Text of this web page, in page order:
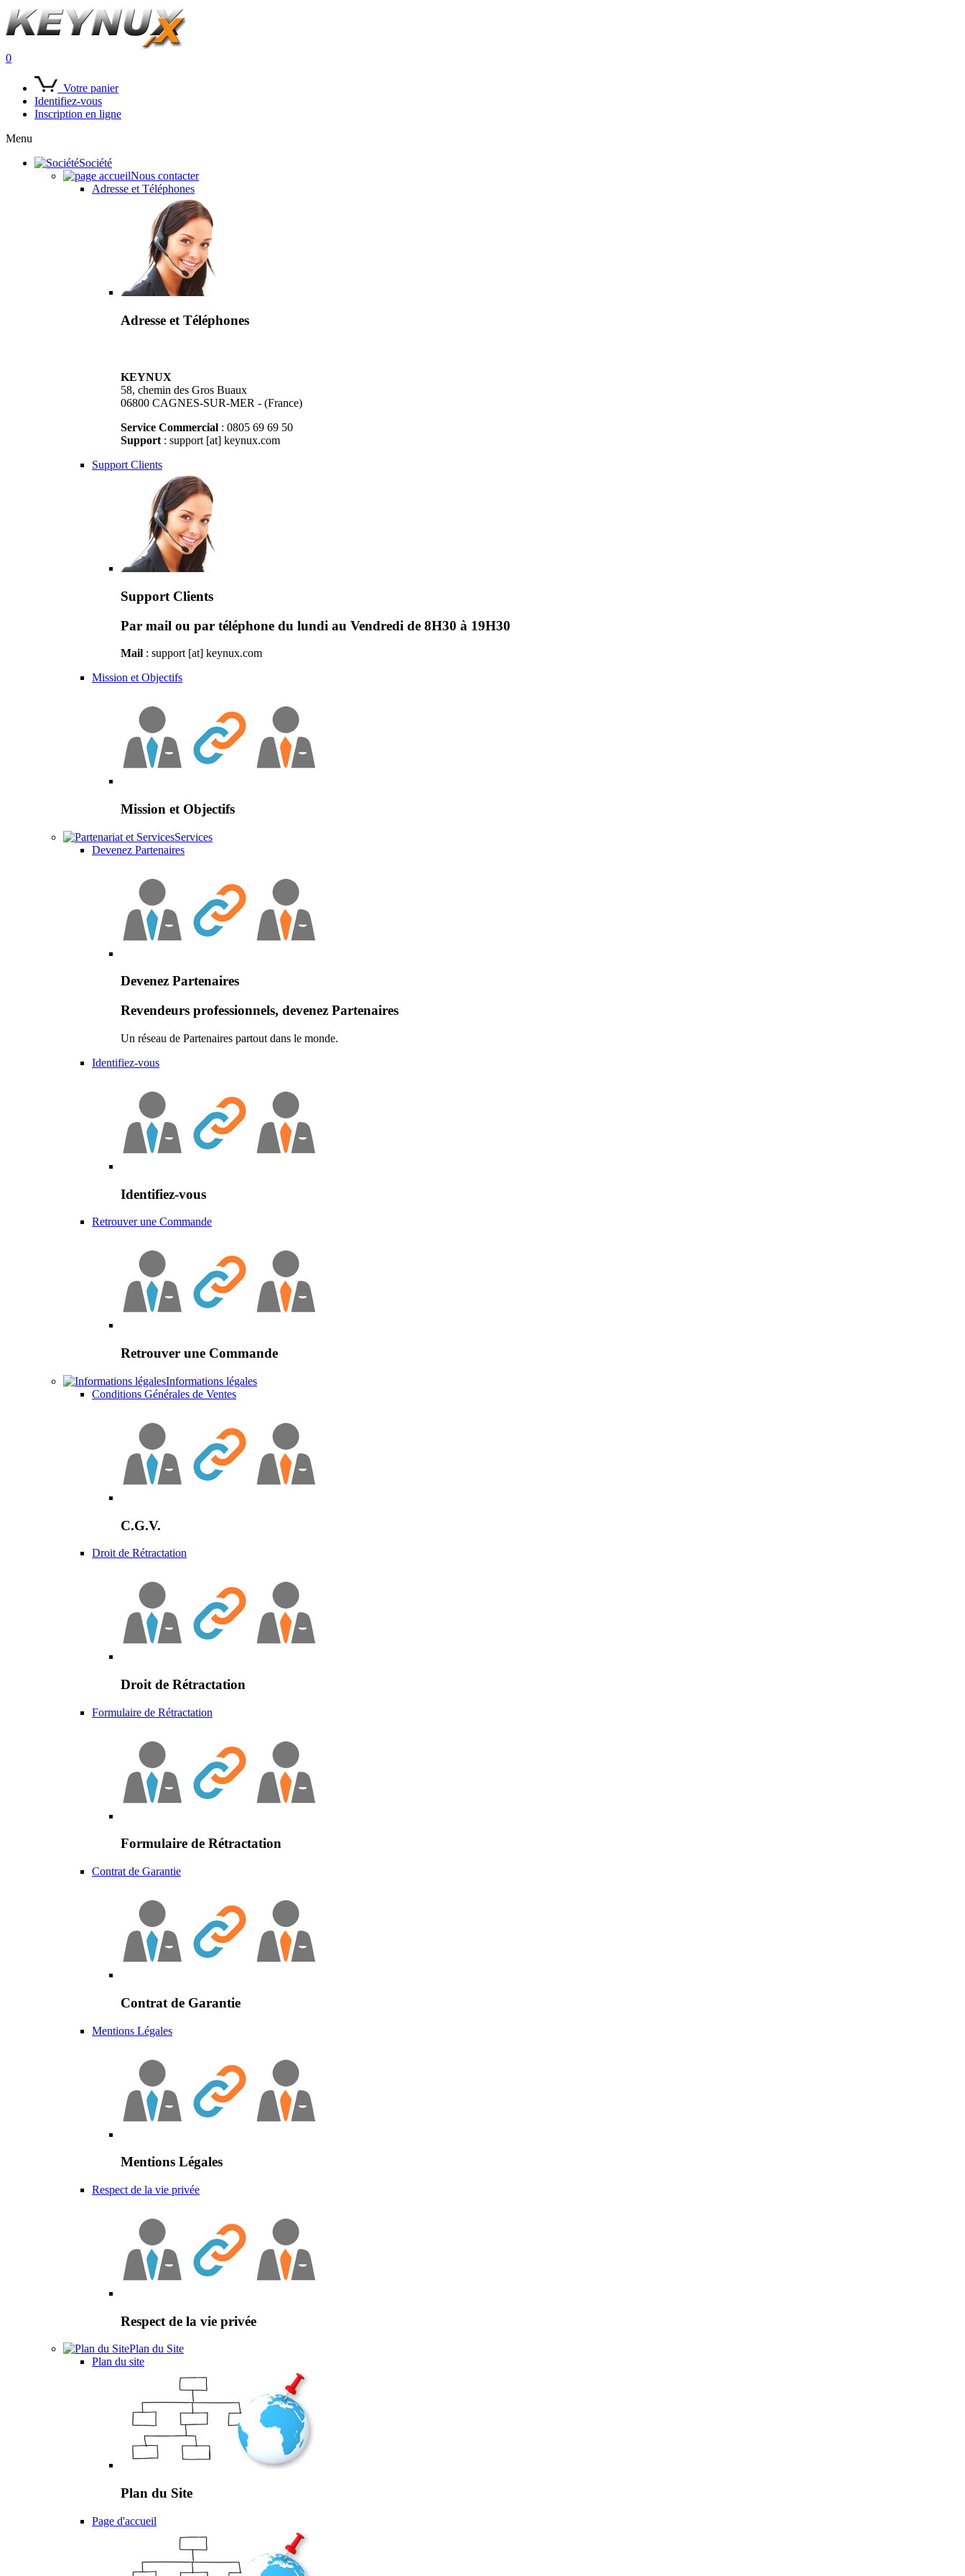
0
Votre panier
Identifiez-vous
Inscription en ligne
Menu
Société
Nous contacter
Adresse et Téléphones
Adresse et Téléphones
KEYNUX
58, chemin des Gros Buaux
06800 CAGNES-SUR-MER - (France)
Service Commercial : 0805 69 69 50
Support : support [at] keynux.com
Support Clients
Support Clients
Par mail ou par téléphone du lundi au Vendredi de 8H30 à 19H30
Mail : support [at] keynux.com
Mission et Objectifs
Mission et Objectifs
Services
Devenez Partenaires
Devenez Partenaires
Revendeurs professionnels, devenez Partenaires
Un réseau de Partenaires partout dans le monde.
Identifiez-vous
Identifiez-vous
Retrouver une Commande
Retrouver une Commande
Informations légales
Conditions Générales de Ventes
C.G.V.
Droit de Rétractation
Droit de Rétractation
Formulaire de Rétractation
Formulaire de Rétractation
Contrat de Garantie
Contrat de Garantie
Mentions Légales
Mentions Légales
Respect de la vie privée
Respect de la vie privée
Plan du Site
Plan du site
Plan du Site
Page d'accueil